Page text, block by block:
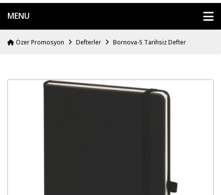
MENU
Özer Promosyon Defterler Bornova-S Tarihsiz Defter